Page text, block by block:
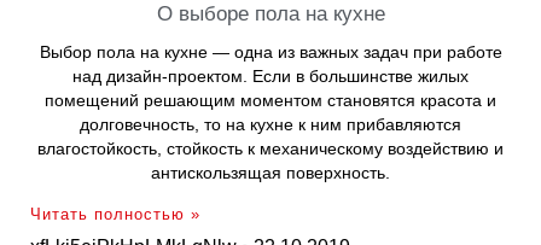
О выборе пола на кухне
Выбор пола на кухне — одна из важных задач при работе
над дизайн-проектом. Если в большинстве жилых
помещений решающим моментом становятся красота и
долговечность, то на кухне к ним прибавляются
влагостойкость, стойкость к механическому воздействию и
антискользящая поверхность.
Читать полностью »